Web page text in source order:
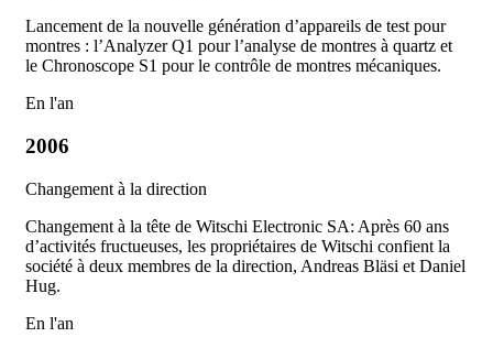
Lancement de la nouvelle génération d’appareils de test pour
montres : l’Analyzer Q1 pour l’analyse de montres à quartz et
le Chronoscope S1 pour le contrôle de montres mécaniques.
En l'an
2006
Changement à la direction
Changement à la tête de Witschi Electronic SA: Après 60 ans
d’activités fructueuses, les propriétaires de Witschi confient la
société à deux membres de la direction, Andreas Bläsi et Daniel
Hug.
En l'an